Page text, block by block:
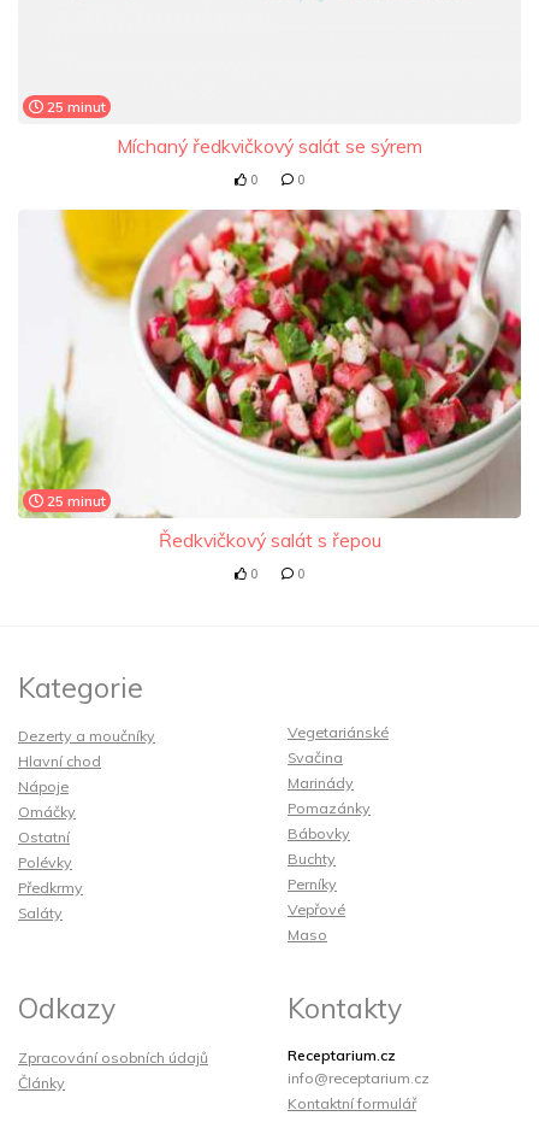
25 minut
Míchaný ředkvičkový salát se sýrem
0 0
25 minut
Ředkvičkový salát s řepou
0 0
Kategorie
Dezerty a moučníky
Hlavní chod
Nápoje
Omáčky
Ostatní
Polévky
Předkrmy
Saláty
Vegetariánské
Svačina
Marinády
Pomazánky
Bábovky
Buchty
Perníky
Vepřové
Maso
Odkazy
Zpracování osobních údajů
Články
Kontakty
Receptarium.cz
info@receptarium.cz
Kontaktní formulář